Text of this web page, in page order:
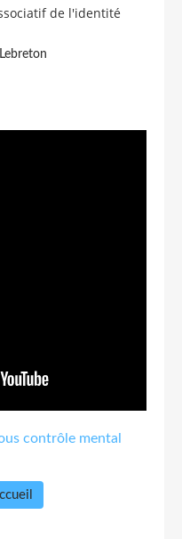
de l'identité
contrôle mental